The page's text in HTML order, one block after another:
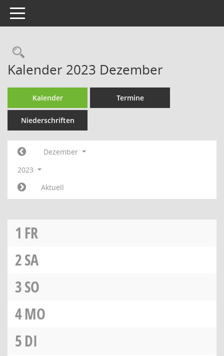
Toggle navigation
Rechercheauswahl
Kalender 2023 Dezember
Kalender Termine
Niederschriften
Dezember
2023
Aktuell
1 FR
2SA
3SO
4MO
5DI